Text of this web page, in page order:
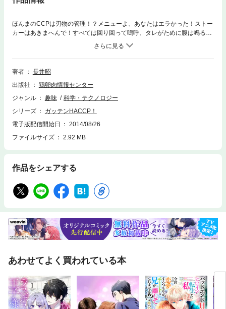
ほんまのCCPは刃物の管理！？メニューよ、あなたはエラかった！ストー
カーはあきまへんで！すべては回り回って嗚呼、タレがために腹は鳴る！
3DKタコ焼き屋よ、どこへ行く！家の台所で宇宙食を食べちゃうぞ！ その
１～6絶体絶命！ 闘病編絶体要請！ 退院編お正月バンザイ！ 通院リハビリ
首は付いたか、桜はまだかいな編ながいあきらの真空飛び膝蹴り反省編
（2）
著者
長井昭
出版社
鶏卵肉情報センター
ジャンル
趣味
科学・テクノロジー
シリーズ
ガッテンHACCP！
電子版配信開始日
2014/08/26
ファイルサイズ
2.92 MB
作品をシェアする
あわせてよく買われている本